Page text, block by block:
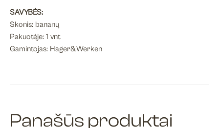
SAVYBĖS:
Skonis: bananų
Pakuotėje: 1 vnt
Gamintojas: Hager&Werken
Panašūs produktai